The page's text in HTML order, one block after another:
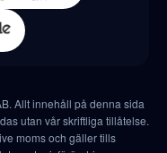
Allt innehåll på denna sida
utan vår skriftliga tillåtelse.
moms och gäller tills